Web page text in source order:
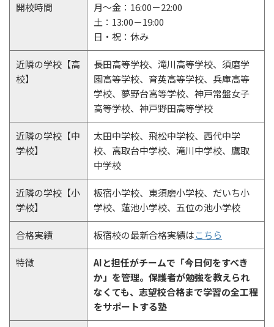
開校時間
月～金：16:00－22:00
土：13:00－19:00
日・祝：休み
近隣の学校【高
校】
長田高等学校、滝川高等学校、須磨学
園高等学校、育英高等学校、兵庫高等
学校、夢野台高等学校、神戸常盤女子
高等学校、神戸野田高等学校
近隣の学校【中
学校】
太田中学校、飛松中学校、西代中学
校、高取台中学校、滝川中学校、鷹取
中学校
近隣の学校【小
学校】
板宿小学校、東須磨小学校、だいち小
学校、蓮池小学校、五位の池小学校
合格実績 板宿校の最新合格実績はこちら
特徴
AIと担任がチームで「今日何をすべき
か」を管理。保護者が勉強を教えられ
なくても、志望校合格まで学習の全工程
をサポートする塾